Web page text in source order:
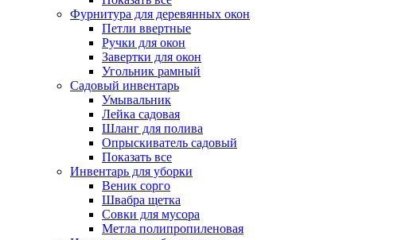
Фурнитура для деревянных окон
Петли ввертные
Ручки для окон
Завертки для окон
Угольник рамный
Садовый инвентарь
Умывальник
Лейка садовая
Шланг для полива
Опрыскиватель садовый
Показать все
Инвентарь для уборки
Веник сорго
Швабра щетка
Совки для мусора
Метла полипропиленовая